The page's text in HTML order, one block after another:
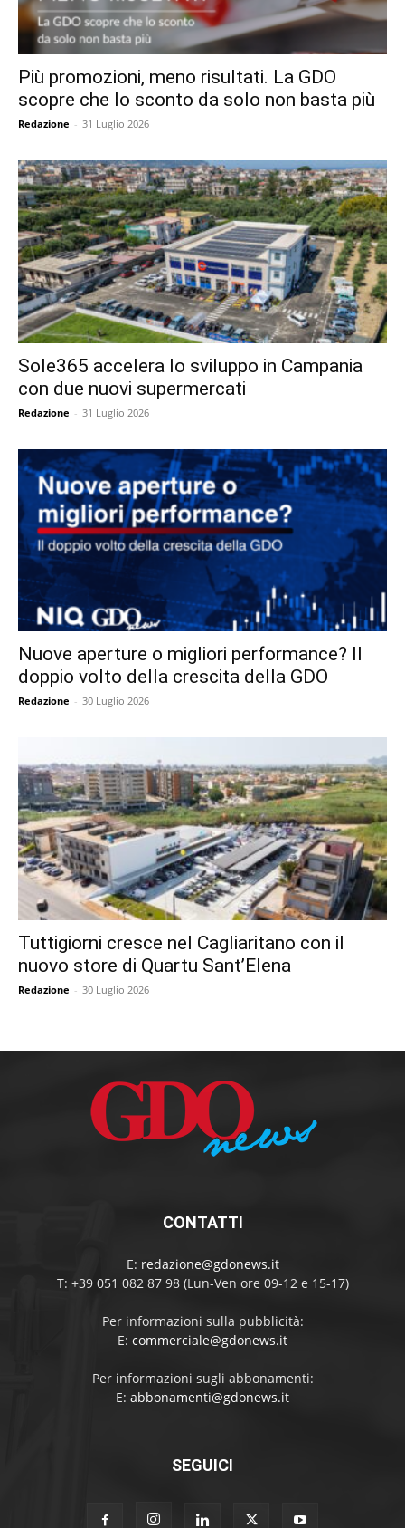
Più promozioni, meno risultati. La GDO
scopre che lo sconto da solo non basta più
Redazione - 31 Luglio 2026
Sole365 accelera lo sviluppo in Campania
con due nuovi supermercati
Redazione - 31 Luglio 2026
Nuove aperture o migliori performance? Il
doppio volto della crescita della GDO
Redazione - 30 Luglio 2026
Tuttigiorni cresce nel Cagliaritano con il
nuovo store di Quartu Sant’Elena
Redazione - 30 Luglio 2026
CONTATTI
E: redazione@gdonews.it
T: +39 051 082 87 98 (Lun-Ven ore 09-12 e 15-17)
Per informazioni sulla pubblicità:
E: commerciale@gdonews.it
Per informazioni sugli abbonamenti:
E: abbonamenti@gdonews.it
SEGUICI